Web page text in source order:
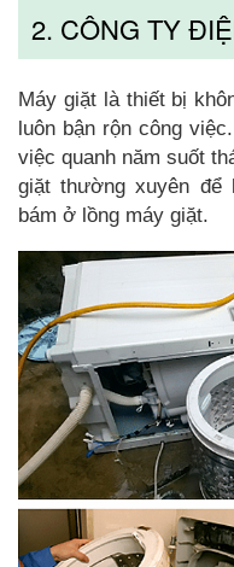
2. CÔNG TY
Máy giặt là thiết bị
luôn bận rộn công
việc quanh năm suốt
giặt thường xuyên để
bám ở lồng máy giặt.